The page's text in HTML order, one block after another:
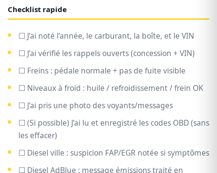
Checklist rapide
☐ J’ai noté l’année, le carburant, la boîte, et le VIN
☐ J’ai vérifié les rappels ouverts (concession + VIN)
☐ Freins : pédale normale + pas de fuite visible
☐ Niveaux à froid : huile / refroidissement / frein OK
☐ J’ai pris une photo des voyants/messages
☐ (Si possible) J’ai lu et enregistré les codes OBD (sans
les effacer)
☐ Diesel ville : suspicion FAP/EGR notée si symptômes
☐ Diesel AdBlue : message émissions traité en